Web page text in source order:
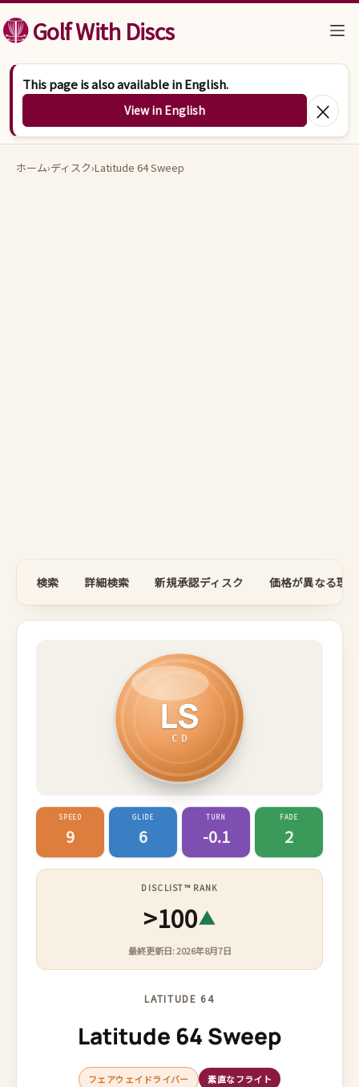
コンテンツへスキップ
Golf With Discs
This page is also available in English.
View in English ×
ホーム›ディスク›Latitude 64 Sweep
検索 詳細検索 新規承認ディスク 価格が異なる理由
LS
CD
SPEED
9
GLIDE
6
TURN
-0.1
FADE
2
DISCLIST™ RANK
>100▲
最終更新日: 2026年8月7日
LATITUDE 64
Latitude 64 Sweep
フェアウェイドライバー 素直なフライト